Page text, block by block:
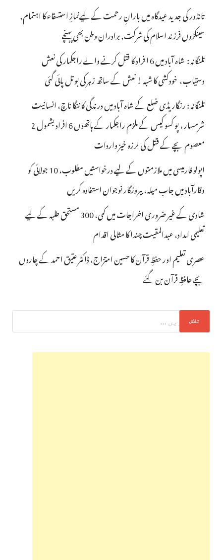
تانڈور کی جدید عیدگاہ میں بارانِ رحمت کے لیےنمازِ استسقاء کا اہتمام,
سینکڑوں فرزند اسلام کی شرکت, برادران وطن بھی پہنچے
تلنگانہ : شاہ آباد میں 6 ا فراد کا قتل کرنے والے راجکمار کی نعش
دستیاب، خودکشی کا شبہ ! نعش کے ساتھ زہر کی بوتل پائی گئی
تلنگانہ : رنگاریڈی ضلع کے شاہ آباد میں درندگی کا ننگا ناچ، انسانیت
شرمسار ، پو کسو کیس کے ملزم راجکمار کے ہاتھوں 6 افراد بشمول 2
معصوم بچے کے قتل کی لرزہ خیز واردات
اپولو فارمیسی میں ملازمتوں کے لیے درخواستیں مطلوب، 10 جولائی کو
وقارآباد میں جاب میلہ، بیروزگار نوجوان استفادہ کریں
شادی کے غیر ضروری اخراجات میں کمی، 300 مستحق طلبہ کے لیے
تعلیمی امداد، عبدالمقیت چندا کا مثالی اقدام
عصری تعلیم اور حفظِ قرآن کا حسین امتزاج، ڈاکٹر عتیق احمد کے چاروں
بچے حافظِ قرآن بن گئے